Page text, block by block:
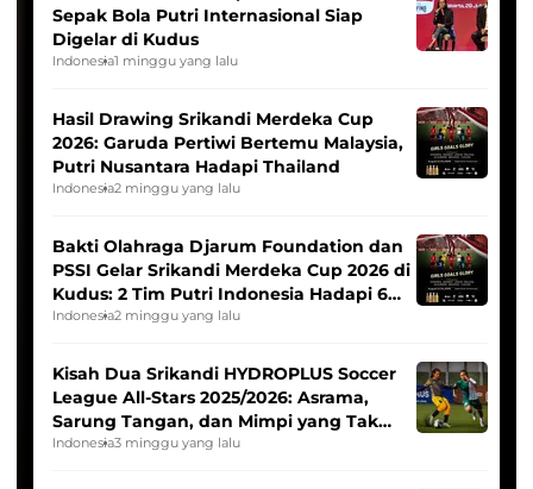
Sepak Bola Putri Internasional Siap
Digelar di Kudus
Indonesia1 minggu yang lalu
Hasil Drawing Srikandi Merdeka Cup
2026: Garuda Pertiwi Bertemu Malaysia,
Putri Nusantara Hadapi Thailand
Indonesia2 minggu yang lalu
Bakti Olahraga Djarum Foundation dan
PSSI Gelar Srikandi Merdeka Cup 2026 di
Kudus: 2 Tim Putri Indonesia Hadapi 6
Tim Asia
Indonesia2 minggu yang lalu
Kisah Dua Srikandi HYDROPLUS Soccer
League All-Stars 2025/2026: Asrama,
Sarung Tangan, dan Mimpi yang Tak
Pernah Padam
Indonesia3 minggu yang lalu